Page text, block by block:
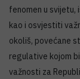
fenomen u
kao i osvjestiti
okoliš, povećane
regulative kojom
važnosti za